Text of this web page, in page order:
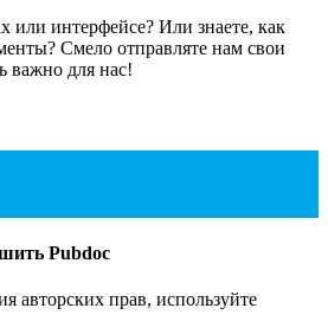
или интерфейсе? Или знаете, как
Смело отправляте нам свои
важно для нас!
Pubdoc
авторских прав, используйте